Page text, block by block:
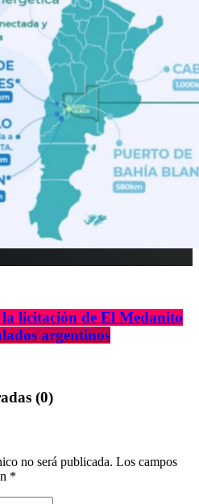
licitación de El Medanito
argentinos
(0)
no será publicada. Los campos
*